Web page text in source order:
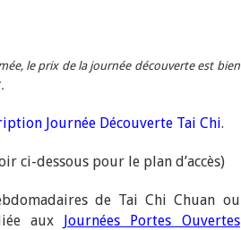
le prix de la journée découverte est bien
Journée Découverte Tai Chi.
ci-dessous pour le plan d’accès)
de Tai Chi Chuan ou
aux Journées Portes Ouvertes